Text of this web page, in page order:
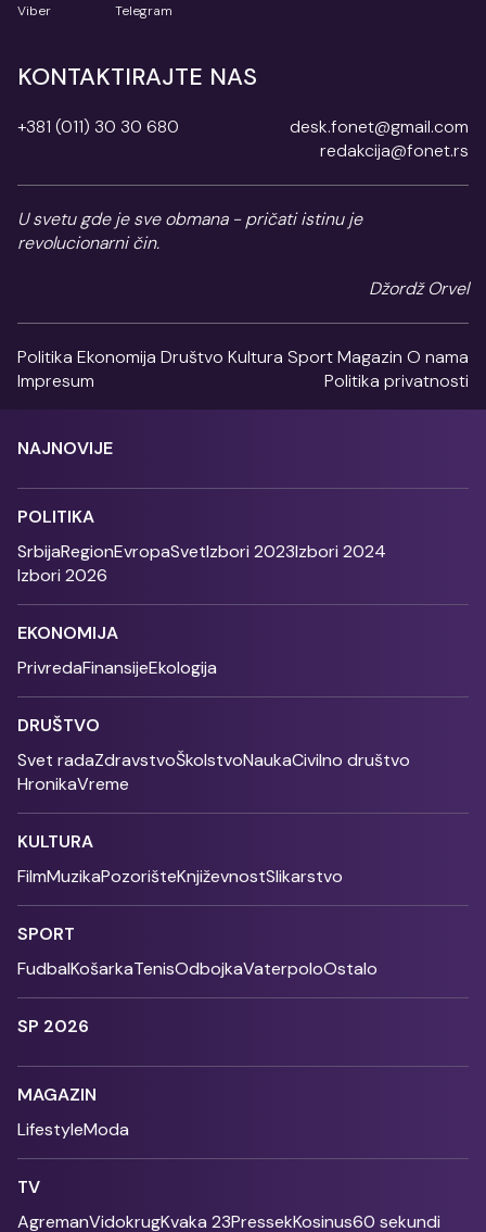
Viber Telegram
KONTAKTIRAJTE NAS
+381 (011) 30 30 680
desk.fonet@gmail.com
redakcija@fonet.rs
U svetu gde je sve obmana - pričati istinu je
revolucionarni čin.
Džordž Orvel
Politika Ekonomija Društvo Kultura SportMagazin O nama
Impresum
Politika privatnosti
NAJNOVIJE
POLITIKA
SrbijaRegionEvropaSvetIzbori 2023Izbori 2024
Izbori 2026
EKONOMIJA
PrivredaFinansijeEkologija
DRUŠTVO
Svet radaZdravstvoŠkolstvoNaukaCivilno društvo
HronikaVreme
KULTURA
FilmMuzikaPozorišteKnjiževnostSlikarstvo
SPORT
FudbalKošarkaTenisOdbojkaVaterpoloOstalo
SP 2026
MAGAZIN
LifestyleModa
TV
AgremanVidokrugKvaka 23PressekKosinus60 sekundi